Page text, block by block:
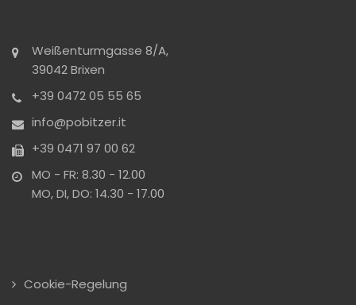
Weißenturmgasse 8/A,
39042 Brixen
+39 0472 05 55 65
info@pobitzer.it
+39 0471 97 00 62
MO - FR: 8.30 - 12.00
MO, DI, DO: 14.30 - 17.00
Cookie-Regelung